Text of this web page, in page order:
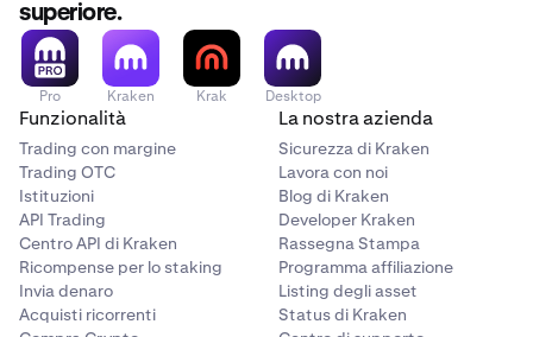
superiore.
Pro Kraken Krak Desktop
Funzionalità
Trading con margine
Trading OTC
Istituzioni
API Trading
Centro API di Kraken
Ricompense per lo staking
Invia denaro
Acquisti ricorrenti
La nostra azienda
Sicurezza di Kraken
Lavora con noi
Blog di Kraken
Developer Kraken
Rassegna Stampa
Programma affiliazione
Listing degli asset
Status di Kraken